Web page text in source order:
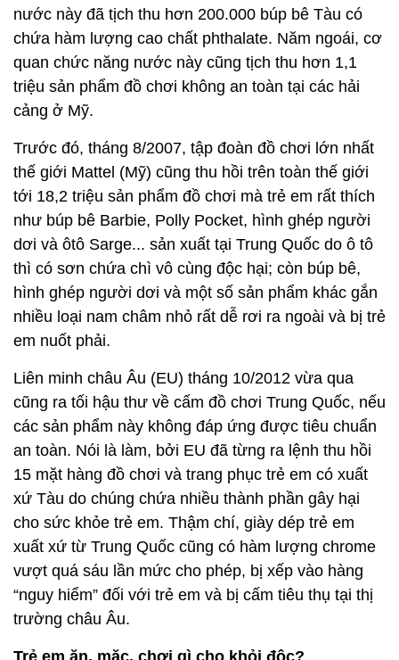
nước này đã tịch thu hơn 200.000 búp bê Tàu có
chứa hàm lượng cao chất phthalate. Năm ngoái, cơ
quan chức năng nước này cũng tịch thu hơn 1,1
triệu sản phẩm đồ chơi không an toàn tại các hải
cảng ở Mỹ.
Trước đó, tháng 8/2007, tập đoàn đồ chơi lớn nhất
thế giới Mattel (Mỹ) cũng thu hồi trên toàn thế giới
tới 18,2 triệu sản phẩm đồ chơi mà trẻ em rất thích
như búp bê Barbie, Polly Pocket, hình ghép người
dơi và ôtô Sarge... sản xuất tại Trung Quốc do ô tô
thì có sơn chứa chì vô cùng độc hại; còn búp bê,
hình ghép người dơi và một số sản phẩm khác gắn
nhiều loại nam châm nhỏ rất dễ rơi ra ngoài và bị trẻ
em nuốt phải.
Liên minh châu Âu (EU) tháng 10/2012 vừa qua
cũng ra tối hậu thư về cấm đồ chơi Trung Quốc, nếu
các sản phẩm này không đáp ứng được tiêu chuẩn
an toàn. Nói là làm, bởi EU đã từng ra lệnh thu hồi
15 mặt hàng đồ chơi và trang phục trẻ em có xuất
xứ Tàu do chúng chứa nhiều thành phần gây hại
cho sức khỏe trẻ em. Thậm chí, giày dép trẻ em
xuất xứ từ Trung Quốc cũng có hàm lượng chrome
vượt quá sáu lần mức cho phép, bị xếp vào hàng
“nguy hiểm” đối với trẻ em và bị cấm tiêu thụ tại thị
trường châu Âu.
Trẻ em ăn, mặc, chơi gì cho khỏi độc?